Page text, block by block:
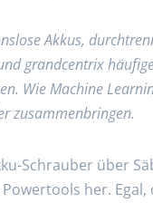
Akkus,
grandcentrix
Wie Machine
zusammenbringen.
Schrauber über
Powertools her.